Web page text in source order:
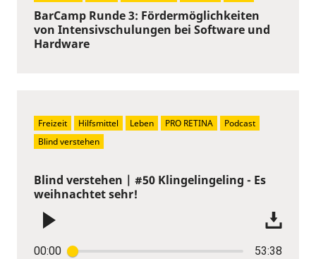
BarCamp Runde 3: Fördermöglichkeiten
von Intensivschulungen bei Software und
Hardware
Blind verstehen | #50 Klingelingeling - Es
weihnachtet sehr!
00:00 53:38
Freizeit Hilfsmittel Leben PRO RETINA
Podcast
Blind verstehen